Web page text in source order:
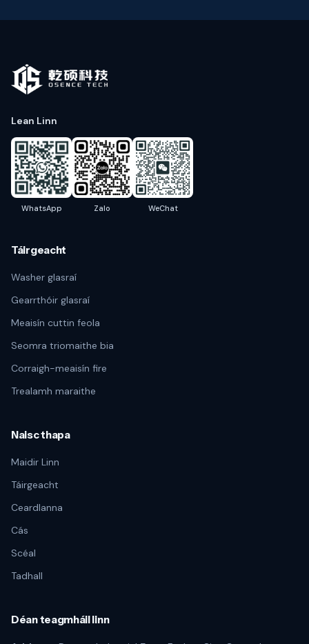
Lean Linn
WhatsApp Zalo WeChat
Táirgeacht
Washer glasraí
Gearrthóir glasraí
Meaisín cuttin feola
Seomra triomaithe bia
Corraigh-meaisín fire
Trealamh maraithe
Naisc thapa
Maidir Linn
Táirgeacht
Ceardlanna
Cás
Scéal
Tadhall
Déan teagmháil linn